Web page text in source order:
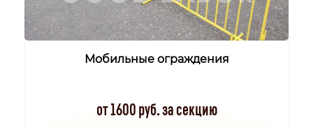
Мобильные ограждения
от 1600 руб. за секцию